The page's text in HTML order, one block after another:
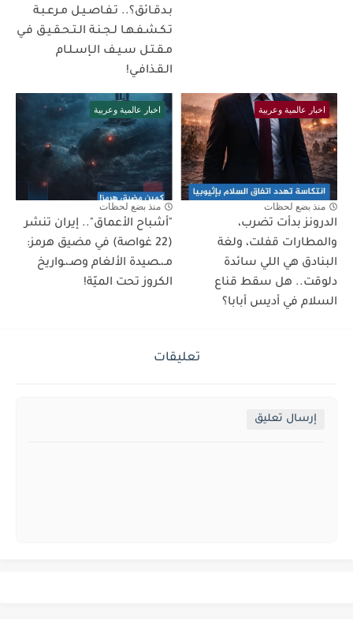
بـدقـائق؟.. تـفـاصـيـل مـرعـبـة
تـكـشـفـهـا لـجـنـة الـتـحـقـيـق فـي
مـقـتـل سـيـف الـإسـلـام
الـقـذافـي!
اخبار عالمية وعربية
منذ بضع لحظات
الدرونز بدأت تضرب،
والمطارات قفلت، ولغة
البنادق هي اللي سائدة
دلوقت.. هل سقط قناع
السلام في أديس أبابا؟
اخبار عالمية وعربية
منذ بضع لحظات
"أشباح الأعماق".. إيران تنشر
(22 غواصة) في مضيق هرمز:
مـ،ـصيدة الألغام وصـ،ـواريخ
الكروز تحت الميّة!
تعليقات
إرسال تعليق